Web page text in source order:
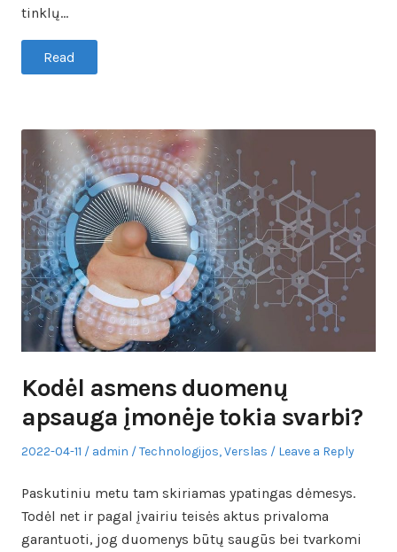
tinklų…
Read
Kodėl asmens duomenų
apsauga įmonėje tokia svarbi?
Posted
2022-04-11 Author
admin
Posted
Technologijos,Verslas Leave a Reply
Paskutiniu metu tam skiriamas ypatingas dėmesys.
Todėl net ir pagal įvairiu teisės aktus privaloma
garantuoti, jog duomenys būtų saugūs bei tvarkomi